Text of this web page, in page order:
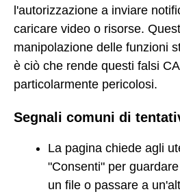
l'autorizzazione a inviare
caricare video o risorse.
manipolazione delle funzioni
è ciò che rende questi falsi
particolarmente pericolosi.
Segnali comuni di
La pagina chiede agli
"Consenti" per
un file o passare a